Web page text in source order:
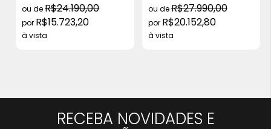
R$24.190,00
R$15.723,20
à vista
R$27.990,00
R$20.152,80
à vista
RECEBA NOVIDADES E